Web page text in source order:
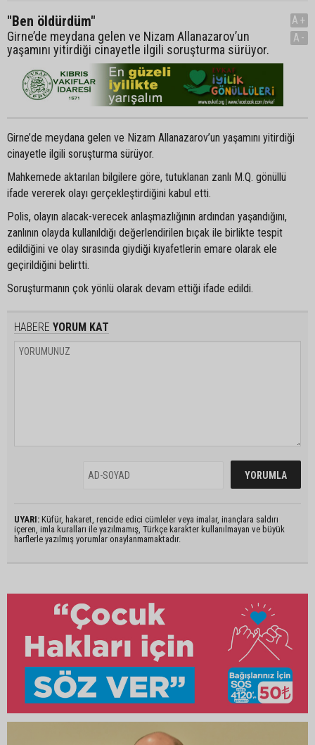
"Ben öldürdüm"
Girne’de meydana gelen ve Nizam Allanazarov’un
yaşamını yitirdiği cinayetle ilgili soruşturma sürüyor.
A+
A-
Girne’de meydana gelen ve Nizam Allanazarov’un yaşamını yitirdiği
cinayetle ilgili soruşturma sürüyor.
Mahkemede aktarılan bilgilere göre, tutuklanan zanlı M.Q. gönüllü
ifade vererek olayı gerçekleştirdiğini kabul etti.
Polis, olayın alacak-verecek anlaşmazlığının ardından yaşandığını,
zanlının olayda kullanıldığı değerlendirilen bıçak ile birlikte tespit
edildiğini ve olay sırasında giydiği kıyafetlerin emare olarak ele
geçirildiğini belirtti.
Soruşturmanın çok yönlü olarak devam ettiği ifade edildi.
HABERE YORUM KAT
UYARI: Küfür, hakaret, rencide edici cümleler veya imalar, inançlara saldırı
içeren, imla kuralları ile yazılmamış, Türkçe karakter kullanılmayan ve büyük
harflerle yazılmış yorumlar onaylanmamaktadır.